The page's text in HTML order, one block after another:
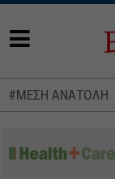
#ΜΕΣΗ ΑΝΑΤΟΛΗ